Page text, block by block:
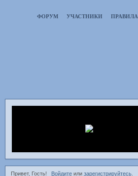
ФОРУМ УЧАСТНИКИ ПРАВИЛА
Привет, Гость! Войдитеили зарегистрируйтесь.